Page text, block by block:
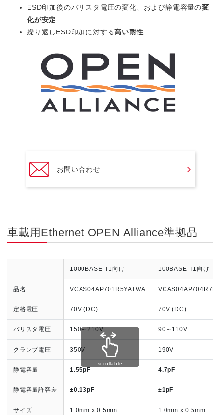
ESD印加後のバリスタ電圧の変化、および静電容量の変
化が安定
繰り返しESD印加に対する高い耐性
お問い合わせ
車載用Ethernet OPEN Alliance準拠品
1000BASE-T1向け 100BASE-T1向け
品名 VCAS04AP701R5YATWA
定格電圧 70V (DC) 70V (DC)
バリスタ電圧 150～210V 90～110V
クランプ電圧 350V 190V
静電容量 1.55pF 4.7pF
静電容量許容差 ±0.13pF ±1pF
サイズ 1.0mm x 0.5mm 1.0mm x 0.5mm
scrollable